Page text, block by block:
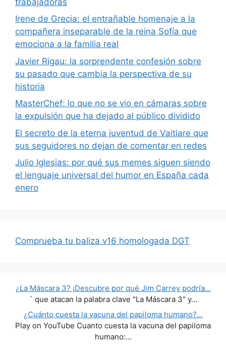
Irene de Grecia: el entrañable homenaje a la
compañera inseparable de la reina Sofía que
emociona a la familia real
Javier Rigau: la sorprendente confesión sobre
su pasado que cambia la perspectiva de su
historia
MasterChef: lo que no se vio en cámaras sobre
la expulsión que ha dejado al público dividido
El secreto de la eterna juventud de Vaitiare que
sus seguidores no dejan de comentar en redes
Julio Iglesias: por qué sus memes siguen siendo
el lenguaje universal del humor en España cada
enero
Comprueba tu baliza v16 homologada DGT
¿La Máscara 3? ¡Descubre por qué Jim Carrey podría…
` que atacan la palabra clave "La Máscara 3" y…
¿Cuánto cuesta la vacuna del papiloma humano?…
Play on YouTube Cuanto cuesta la vacuna del papiloma
humano:…